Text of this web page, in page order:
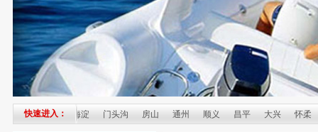
快速进入：
石景山 海淀 门头沟 房山 通州 顺义 昌平 大兴 怀柔 平